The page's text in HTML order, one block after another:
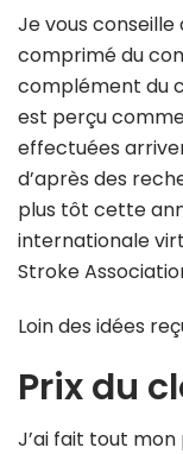
Je vous
comprimé du
complément du
est perçu
effectuées
d’après des
plus tôt cette
internationale
Stroke
Loin des idées
Prix du
J’ai fait tout